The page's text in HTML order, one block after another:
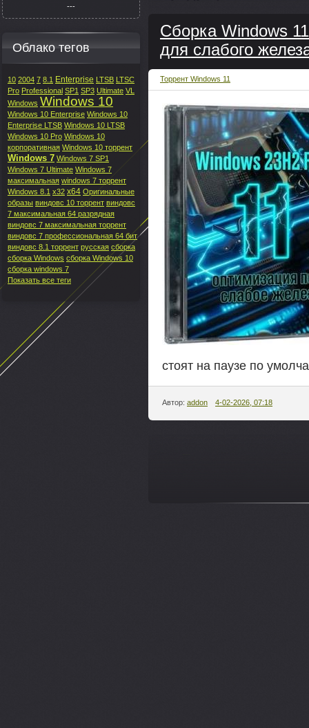
Сборка Windows
для слабого
Торрент Windows 11
стоят на паузе по
Автор: addon 4-02-2026, 07:18
---
Облако тегов
10 2004 7 8.1 Enterprise LTSB LTSC
Pro Professional SP1 SP3 Ultimate VL
Windows Windows 10
Windows 10 Enterprise Windows 10
Enterprise LTSB Windows 10 LTSB
Windows 10 Pro Windows 10
корпоративная Windows 10 торрент
Windows 7 Windows 7 SP1
Windows 7 Ultimate Windows 7
максимальная windows 7 торрент
Windows 8.1 x32 x64 Оригинальные
образы виндовс 10 торрент виндовс
7 максимальная 64 разрядная
виндовс 7 максимальная торрент
виндовс 7 профессиональная 64 бит
виндовс 8.1 торрент русская сборка
сборка Windows сборка Windows 10
сборка windows 7
Показать все теги